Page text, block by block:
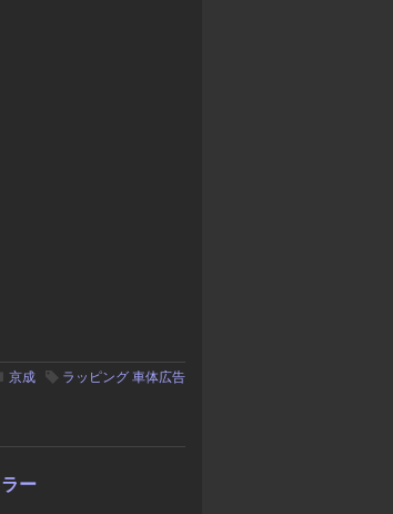
京成 ラッピング 車体広告
ー